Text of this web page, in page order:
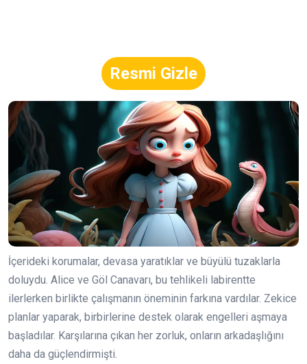
Resmi Gizle
İçerideki korumalar, devasa yaratıklar ve büyülü tuzaklarla
doluydu. Alice ve Göl Canavarı, bu tehlikeli labirentte
ilerlerken birlikte çalışmanın öneminin farkına vardılar. Zekice
planlar yaparak, birbirlerine destek olarak engelleri aşmaya
başladılar. Karşılarına çıkan her zorluk, onların arkadaşlığını
daha da güçlendirmişti.